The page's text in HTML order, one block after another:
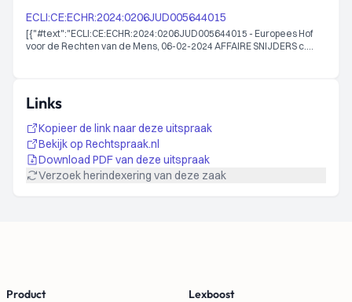
ECLI:CE:ECHR:2024:0206JUD005644015
[{"#text":"ECLI:CE:ECHR:2024:0206JUD005644015 - Europees Hof
voor de Rechten van de Mens, 06-02-2024 AFFAIRE SNIJDERS c.
voor de Rechten van de Mens, 06-02-2024 CASE OF SNIJDERS v. THE
NETHERLANDS
56440/15","@_xmlns:dcterms":"http://purl.org/dc/terms/"}]
Links
Kopieer de link naar deze uitspraak
Bekijk op Rechtspraak.nl
Download PDF van deze uitspraak
Verzoek herindexering van deze zaak
Product Lexboost